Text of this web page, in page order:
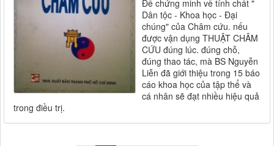
Để chứng minh về tính chất "
Dân tộc - Khoa học - Đại
chúng" của Châm cứu. nếu
được vận dụng THUẬT CHÂM
CỨU đúng lúc. đúng chỗ,
đúng thao tác, mà BS Nguyễn
Liễn đã giới thiệu trong 15 báo
cáo khoa học của tập thể và
cá nhân sẽ đạt nhiều hiệu quả
trong điều trị.